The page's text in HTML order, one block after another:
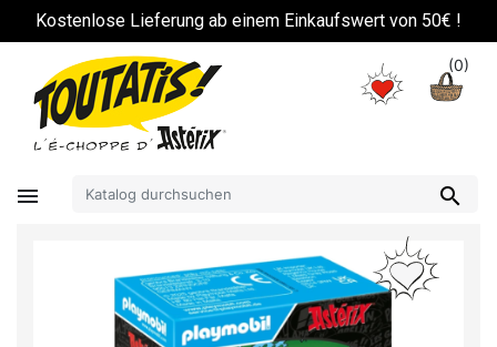
Kostenlose Lieferung ab einem Einkaufswert von 50€ !
(0)
 